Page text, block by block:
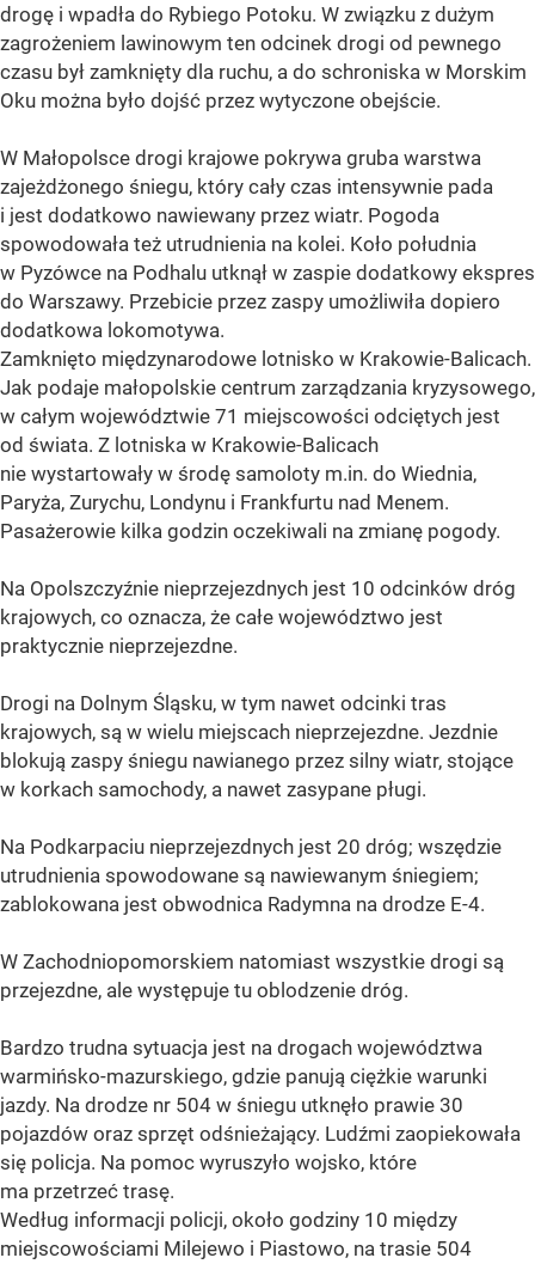
drogę i wpadła do Rybiego Potoku. W związku z dużym
zagrożeniem lawinowym ten odcinek drogi od pewnego
czasu był zamknięty dla ruchu, a do schroniska w Morskim
Oku można było dojść przez wytyczone obejście.
W Małopolsce drogi krajowe pokrywa gruba warstwa
zajeżdżonego śniegu, który cały czas intensywnie pada
i jest dodatkowo nawiewany przez wiatr. Pogoda
spowodowała też utrudnienia na kolei. Koło południa
w Pyzówce na Podhalu utknął w zaspie dodatkowy ekspres
do Warszawy. Przebicie przez zaspy umożliwiła dopiero
dodatkowa lokomotywa.
Zamknięto międzynarodowe lotnisko w Krakowie-Balicach.
Jak podaje małopolskie centrum zarządzania kryzysowego,
w całym województwie 71 miejscowości odciętych jest
od świata. Z lotniska w Krakowie-Balicach
nie wystartowały w środę samoloty m.in. do Wiednia,
Paryża, Zurychu, Londynu i Frankfurtu nad Menem.
Pasażerowie kilka godzin oczekiwali na zmianę pogody.
Na Opolszczyźnie nieprzejezdnych jest 10 odcinków dróg
krajowych, co oznacza, że całe województwo jest
praktycznie nieprzejezdne.
Drogi na Dolnym Śląsku, w tym nawet odcinki tras
krajowych, są w wielu miejscach nieprzejezdne. Jezdnie
blokują zaspy śniegu nawianego przez silny wiatr, stojące
w korkach samochody, a nawet zasypane pługi.
Na Podkarpaciu nieprzejezdnych jest 20 dróg; wszędzie
utrudnienia spowodowane są nawiewanym śniegiem;
zablokowana jest obwodnica Radymna na drodze E-4.
W Zachodniopomorskiem natomiast wszystkie drogi są
przejezdne, ale występuje tu oblodzenie dróg.
Bardzo trudna sytuacja jest na drogach województwa
warmińsko-mazurskiego, gdzie panują ciężkie warunki
jazdy. Na drodze nr 504 w śniegu utknęło prawie 30
pojazdów oraz sprzęt odśnieżający. Ludźmi zaopiekowała
się policja. Na pomoc wyruszyło wojsko, które
ma przetrzeć trasę.
Według informacji policji, około godziny 10 między
miejscowościami Milejewo i Piastowo, na trasie 504